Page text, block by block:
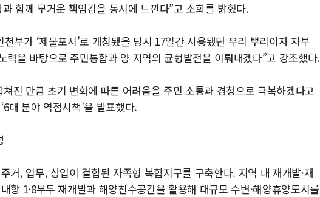
함께 무거운 책임감을 동시에 느낀다”고 소회를 밝혔다.
부가 ‘제물포시’로 개칭됐을 당시 17일간 사용됐던 우리 뿌리이자 자부
력을 바탕으로 주민통합과 양 지역의 균형발전을 이뤄내겠다”고 강조했다.
진 만큼 초기 변화에 따른 어려움을 주민 소통과 경청으로 극복하겠다고
대 분야 역점시책’을 발표했다.
거, 업무, 상업이 결합된 자족형 복합지구를 구축한다. 지역 내 재개발·재
항 1·8부두 재개발과 해양친수공간을 활용해 대규모 수변·해양휴양도시를